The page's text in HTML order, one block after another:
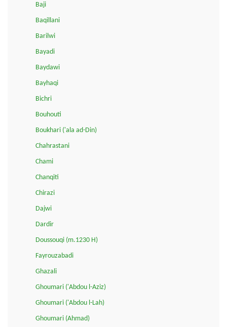
Baji
Baqillani
Barilwi
Bayadi
Baydawi
Bayhaqi
Bichri
Bouhouti
Boukhari ('ala ad-Din)
Chahrastani
Chami
Chanqiti
Chirazi
Dajwi
Dardir
Doussouqi (m.1230 H)
Fayrouzabadi
Ghazali
Ghoumari ('Abdou l-Aziz)
Ghoumari ('Abdou l-Lah)
Ghoumari (Ahmad)